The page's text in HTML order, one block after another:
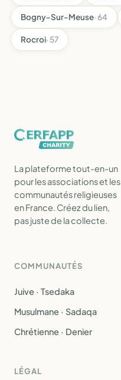
Bogny-Sur-Meuse· 64
Rocroi· 57
La plateforme tout-en-un
pour les associations et les
communautés religieuses
en France. Créez du lien,
pas juste de la collecte.
COMMUNAUTÉS
Juive · Tsedaka
Musulmane · Sadaqa
Chrétienne · Denier
LÉGAL